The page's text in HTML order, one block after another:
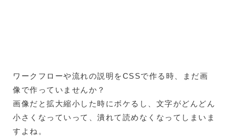
ワークフローや流れの説明をCSSで作る時、まだ画
像で作っていませんか？
画像だと拡大縮小した時にボケるし、文字がどんどん
小さくなっていって、潰れて読めなくなってしまいま
すよね。